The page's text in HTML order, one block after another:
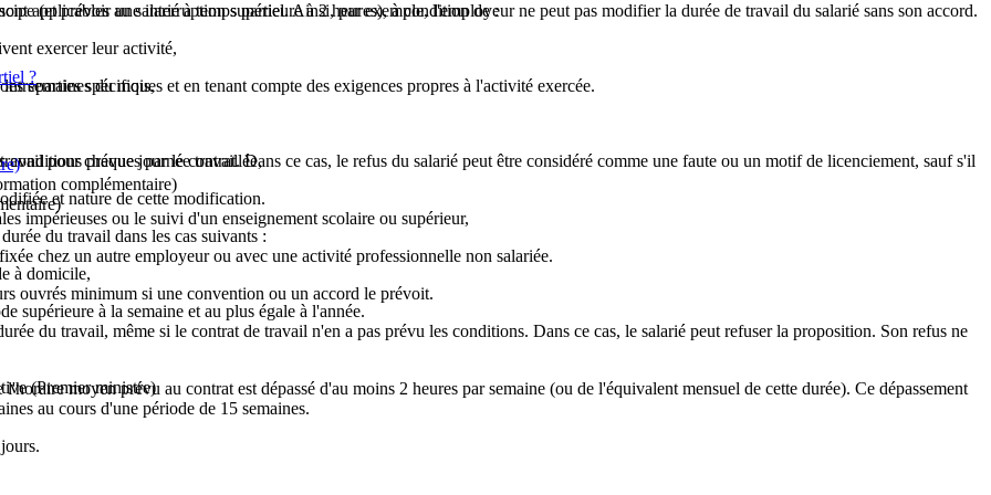
semaines du mois,
pour chaque journée travaillée,
et nature de cette modification.
du travail dans les cas suivants :
à domicile,
supérieure à la semaine et au plus égale à l'année.
(et prévoir une interruption supérieure à 2 heures), à condition de :
exercer leur activité,
spécifiques et en tenant compte des exigences propres à l'activité exercée.
applicables au salarié à temps partiel. Ainsi, par exemple, l'employeur ne peut pas modifier la durée de travail du salarié sans son accord.
prévues par le contrat. Dans ce cas, le refus du salarié peut être considéré comme une faute ou un motif de licenciement, sauf s'il
impérieuses ou le suivi d'un enseignement scolaire ou supérieur,
chez un autre employeur ou avec une activité professionnelle non salariée.
ouvrés minimum si une convention ou un accord le prévoit.
du travail, même si le contrat de travail n'en a pas prévu les conditions. Dans ce cas, le salarié peut refuser la proposition. Son refus ne
moyen prévu au contrat est dépassé d'au moins 2 heures par semaine (ou de l'équivalent mensuel de cette durée). Ce dépassement
au cours d'une période de 15 semaines.
?
complémentaire)
(Premier ministre)